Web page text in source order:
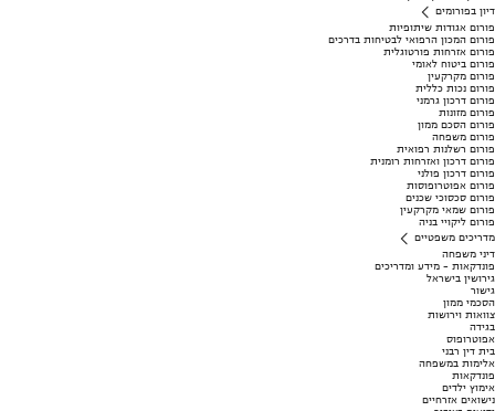
דיון בפורומים
פורום אגודות שיתופיות
פורום המכון הרפואי לבטיחות בדרכים
פורום אזרחות פורטוגלית
פורום ביטוח לאומי
פורום מקרקעין
פורום נכות כללית
פורום דרכון גרמני
פורום מזונות
פורום הסכם ממון
פורום משפחה
פורום רשלנות רפואית
פורום דרכון ואזרחות רומנית
פורום דרכון פולני
פורום אפוטרופוסות
פורום סכסוכי שכנים
פורום שמאי מקרקעין
פורום ליקויי בניה
מדריכים משפטיים
דיני משפחה
פונדקאות - מידע ומדריכים
גירושין בישראל
גישור
הסכמי ממון
צוואות וירושות
בגידה
אפוטרופוס
בית דין רבני
אלימות במשפחה
פונדקאות
אימוץ ילדים
נישואים אזרחיים